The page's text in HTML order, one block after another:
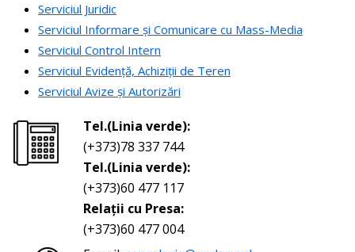
Serviciul Juridic
Serviciul Informare și Comunicare cu Mass-Media
Serviciul Control Intern
Serviciul Evidență, Achiziții de Teren
Serviciul Avize și Autorizări
Tel.(Linia verde):
(+373)78 337 744
Tel.(Linia verde):
(+373)60 477 117
Relații cu Presa:
(+373)60 477 004